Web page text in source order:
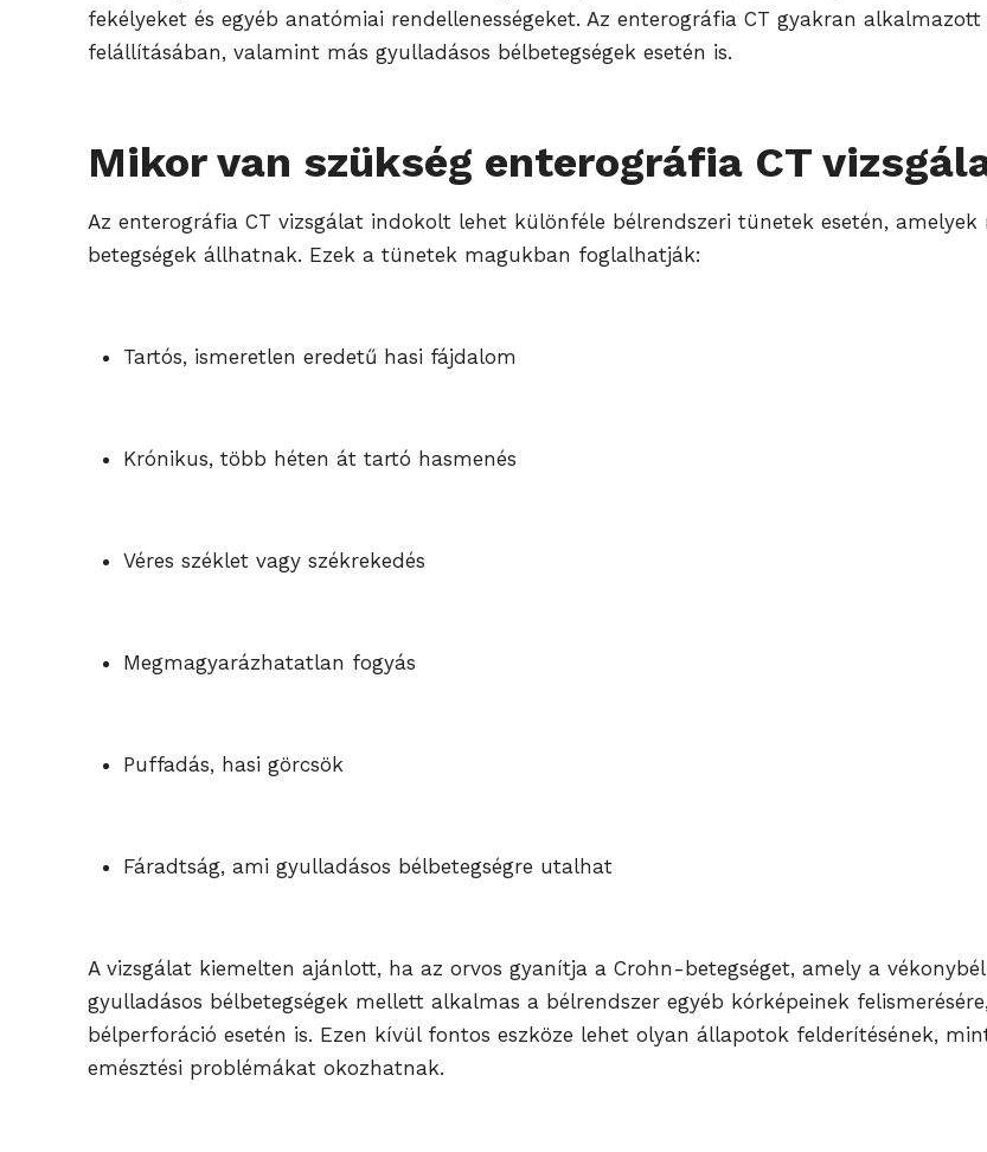
fekélyeket és egyéb anatómiai rendellenességeket. Az enterográfia CT gyakran
felállításában, valamint más gyulladásos bélbetegségek esetén is.
Mikor van szükség enterográfia CT
Az enterográfia CT vizsgálat indokolt lehet különféle bélrendszeri tünetek esetén,
betegségek állhatnak. Ezek a tünetek magukban foglalhatják:
Tartós, ismeretlen eredetű hasi fájdalom
Krónikus, több héten át tartó hasmenés
Véres széklet vagy székrekedés
Megmagyarázhatatlan fogyás
Puffadás, hasi görcsök
Fáradtság, ami gyulladásos bélbetegségre utalhat
A vizsgálat kiemelten ajánlott, ha az orvos gyanítja a Crohn-betegséget, amely a
gyulladásos bélbetegségek mellett alkalmas a bélrendszer egyéb kórképeinek
bélperforáció esetén is. Ezen kívül fontos eszköze lehet olyan állapotok felderítésének,
emésztési problémákat okozhatnak.